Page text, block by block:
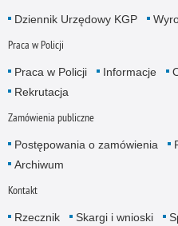
Dziennik Urzędowy KGP
Praca w Policji
Praca w Policji Informacje
Rekrutacja
Zamówienia publiczne
Postępowania o zamówienia
Archiwum
Kontakt
Rzecznik Skargi i wnioski